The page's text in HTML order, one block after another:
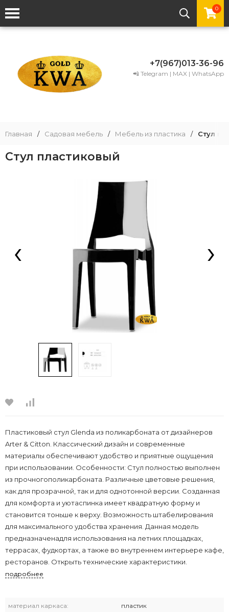
0
+7(967)013-36-96
📲 Telegram | MAX | WhatsApp
Главная / Садовая мебель / Мебель из пластика / Стул
Стул пластиковый
‹ ›
Пластиковый стул Glenda из поликарбоната от дизайнеров
Arter & Citton. Классический дизайн и современные
материалы обеспечивают удобство и приятные ощущения
при использовании. Особенности: Стул полностью выполнен
из прочногополикарбоната. Различные цветовые решения,
как для прозрачной, так и для однотонной версии. Созданная
для комфорта и уютаспинка имеет квадратную форму и
становится тоньше к верху. Возможность штабелирования
для максимального удобства хранения. Данная модель
предназначенадля использования на летних площадках,
террасах, фудкортах, а также во внутреннем интерьере кафе,
ресторанов. Открыть технические характеристики.
подробнее
материал каркаса: пластик